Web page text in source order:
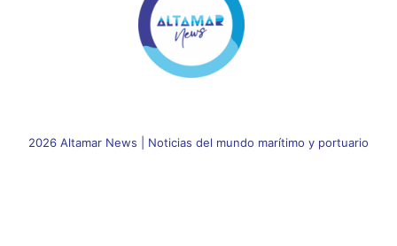
2026 Altamar News Noticias del mundo marítimo y portuario